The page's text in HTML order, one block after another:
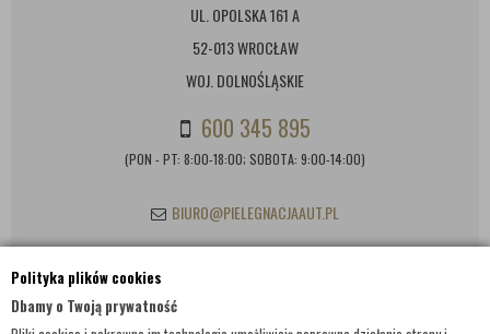
Polityka plików cookies
Dbamy o Twoją prywatność
UL. OPOLSKA 161 A
52-013 WROCŁAW
WOJ. DOLNOŚLĄSKIE
600 345 895
(PON - PT: 8:00-18:00; SOBOTA: 9:00-14:00)
BIURO@PIELEGNACJAAUT.PL
INFORMACJE KONTAKTOWE